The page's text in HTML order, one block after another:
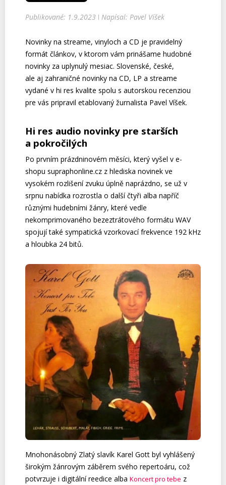
Publikované: 1.9.2023 | Napísal: Pavel Víšek
Novinky na streame, vinyloch a CD je pravidelný
formát článkov, v ktorom vám prinášame hudobné
novinky za uplynulý mesiac. Slovenské, české,
ale aj zahraničné novinky na CD, LP a streame
vydané v hi res kvalite spolu s autorskou recenziou
pre vás pripravil etablovaný žurnalista Pavel Víšek.
Hi res audio novinky pre starších
a pokročilých
Po prvním prázdninovém měsíci, který vyšel v e-
shopu supraphonline.cz z hlediska novinek ve
vysokém rozlišení zvuku úplně naprázdno, se už v
srpnu nabídka rozrostla o další čtyři alba napříč
různými hudebními žánry, které vedle
nekomprimovaného bezeztrátového formátu WAV
spojují také sympatická vzorkovací frekvence 192 kHz
a hloubka 24 bitů.
Mnohonásobný Zlatý slavík Karel Gott byl vyhlášený
širokým žánrovým záběrem svého repertoáru, což
potvrzuje i digitální reedice alba Koncert pro tebe z